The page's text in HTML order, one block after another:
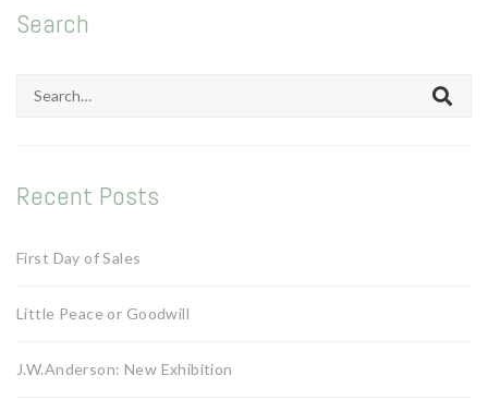
Trousses de toilette
Objets déco
La vie en bleu
Search
for:
Recent Posts
First Day of Sales
Little Peace or Goodwill
J.W.Anderson: New Exhibition